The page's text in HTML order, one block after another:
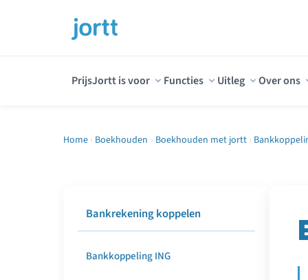
PrijsJortt is voor Functies Uitleg Over ons
Home › Boekhouden › Boekhouden met jortt ›
Bankrekening koppelen
Bankkoppeling ING